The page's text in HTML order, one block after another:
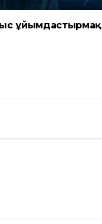
ұйымдастырмақ